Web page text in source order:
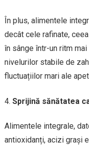
În plus, alimentele
decât cele rafinate,
în sânge într-un ritm
nivelurilor stabile de
fluctuațiilor mari ale
Sprijină sănătatea
Alimentele integrale,
antioxidanți, acizi grași